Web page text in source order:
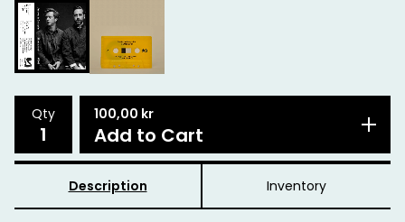
Qty 100,00 kr
Add to Cart
Description Inventory